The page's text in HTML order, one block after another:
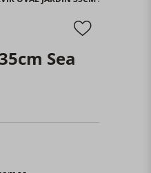
Sea